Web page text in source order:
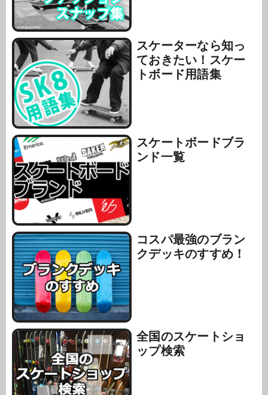
スケーターなら知っ
ておきたい！スケー
トボード用語集
スケートボードブラ
ンド一覧
コスパ最強のブラン
クデッキのすすめ！
全国のスケートショ
ップ検索